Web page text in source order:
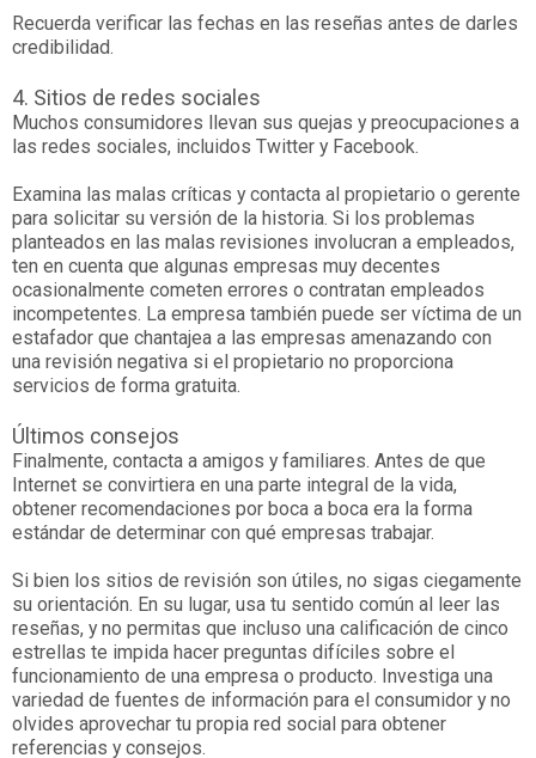
Recuerda verificar las fechas en las reseñas antes de darles
credibilidad.
4. Sitios de redes sociales
Muchos consumidores llevan sus quejas y preocupaciones a
las redes sociales, incluidos Twitter y Facebook.
Examina las malas críticas y contacta al propietario o gerente
para solicitar su versión de la historia. Si los problemas
planteados en las malas revisiones involucran a empleados,
ten en cuenta que algunas empresas muy decentes
ocasionalmente cometen errores o contratan empleados
incompetentes. La empresa también puede ser víctima de un
estafador que chantajea a las empresas amenazando con
una revisión negativa si el propietario no proporciona
servicios de forma gratuita.
Últimos consejos
Finalmente, contacta a amigos y familiares. Antes de que
Internet se convirtiera en una parte integral de la vida,
obtener recomendaciones por boca a boca era la forma
estándar de determinar con qué empresas trabajar.
Si bien los sitios de revisión son útiles, no sigas ciegamente
su orientación. En su lugar, usa tu sentido común al leer las
reseñas, y no permitas que incluso una calificación de cinco
estrellas te impida hacer preguntas difíciles sobre el
funcionamiento de una empresa o producto. Investiga una
variedad de fuentes de información para el consumidor y no
olvides aprovechar tu propia red social para obtener
referencias y consejos.